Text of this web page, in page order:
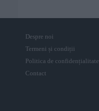
Despre noi
Termeni și condiții
Politica de confidențialitate
Contact